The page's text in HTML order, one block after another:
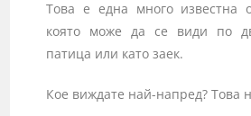
Това е една много известна
която може да се види по
патица или като заек.
Кое виждате най-напред? Това